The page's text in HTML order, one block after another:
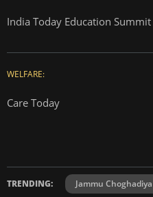
India Today Education Summit
WELFARE:
Care Today
TRENDING: Jammu Choghadiya